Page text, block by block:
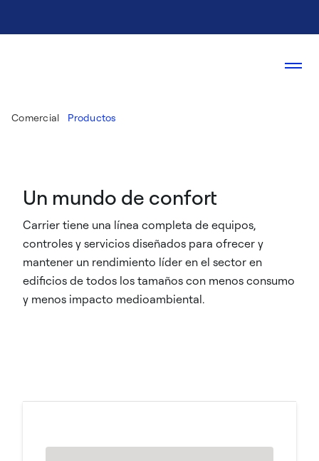
Comercial Productos
Un mundo de confort
Carrier tiene una línea completa de equipos,
controles y servicios diseñados para ofrecer y
mantener un rendimiento líder en el sector en
edificios de todos los tamaños con menos consumo
y menos impacto medioambiental.